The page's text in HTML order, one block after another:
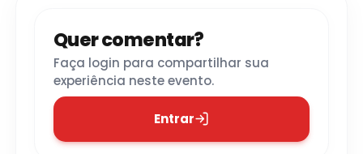
Quer comentar?
Faça login para compartilhar sua
experiência neste evento.
Entrar